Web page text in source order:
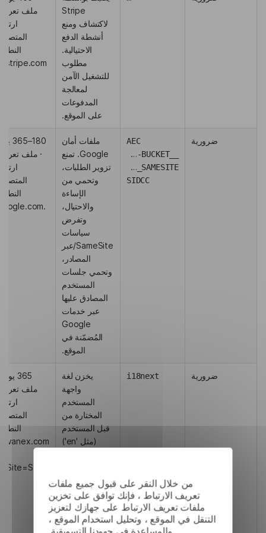
من خلال النقر على قبول جميع ملفات
تعريف الارتباط ، فإنك توافق على تخزين
ملفات تعريف الارتباط على جهازك لتعزيز
التنقل في الموقع ، وتحليل استخدام الموقع ،
والمساعدة في جهودنا التسويقية.
Stripe
لاكتشاف ومنع
أنشطة الدفع
الاحتيالية.
مطلوب
للتشغيل الآمن
لمعالجة
المدفوعات
على الموقع.
ملف
ضرورية
AEC
__Secure-BUCKET
SEARCH_SAMESITE
SIDCC
ملفات أمان
Google. تمنع
تزوير الطلبات،
وتحمي من
الإساءة
والاحتيال،
وتفرض
سياسات
SameSite/عبر
المصادر،
وتحمي جلسات
المستخدم
المصادق عليها
عبر خدمات
Google
المُضمّنة في
الموقع.
180–365
· ملف
.google.com
ضرورية i18next
يخزن لغة
واجهة
المستخدم
المختارة من
قبل المستخدم
(مثل 'en')
يضمن تحميل
التوطين
الصحيح في كل
زيارة دون حاجة
365
ملف